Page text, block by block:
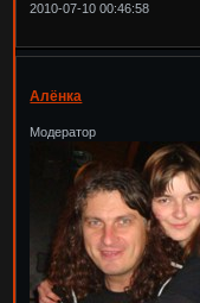
2010-07-10 00:46:58
Алёнка
Модератор